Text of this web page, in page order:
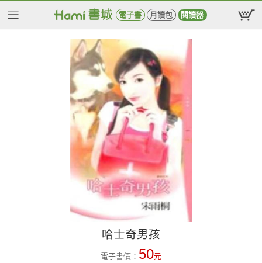
電子書 月讀包 閱讀器
哈士奇男孩
電子書價： 50元